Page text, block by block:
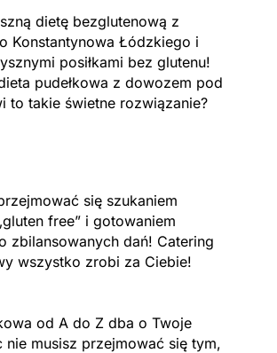
dietę bezglutenową z
Konstantynowa Łódzkiego i
posiłkami bez glutenu!
pudełkowa z dowozem pod
to takie świetne rozwiązanie?
się szukaniem
free” i gotowaniem
zbilansowanych dań! Catering
wszystko zrobi za Ciebie!
od A do Z dba o Twoje
nie musisz przejmować się tym,